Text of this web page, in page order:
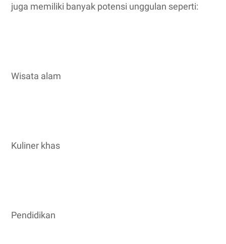
juga memiliki banyak potensi unggulan seperti:
Wisata alam
Kuliner khas
Pendidikan